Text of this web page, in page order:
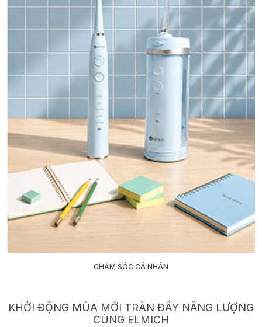
CHĂM SÓC CÁ NHÂN
KHỞI ĐỘNG MÙA MỚI TRÀN ĐẦY NĂNG LƯỢNG
CÙNG ELMICH